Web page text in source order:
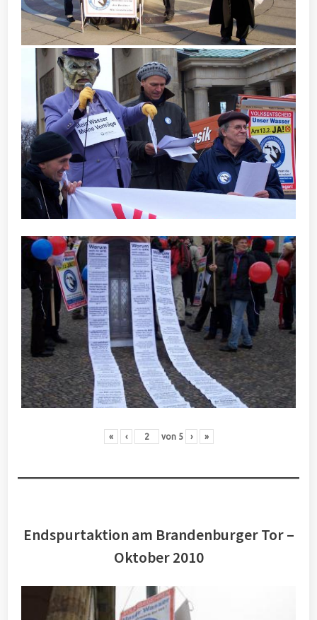
« ‹ von 5 › »
Endspurtaktion am Brandenburger Tor –
Oktober 2010